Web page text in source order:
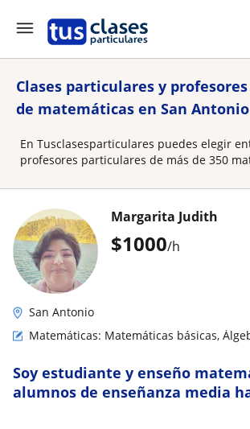
Clases particulares y
de matemáticas en San Antonio
En Tusclasesparticulares puedes elegir
profesores particulares de más de 350
$1000/h
Margarita Judith
San Antonio
Matemáticas: Matemáticas básicas,
Soy estudiante y enseño
alumnos de enseñanza media